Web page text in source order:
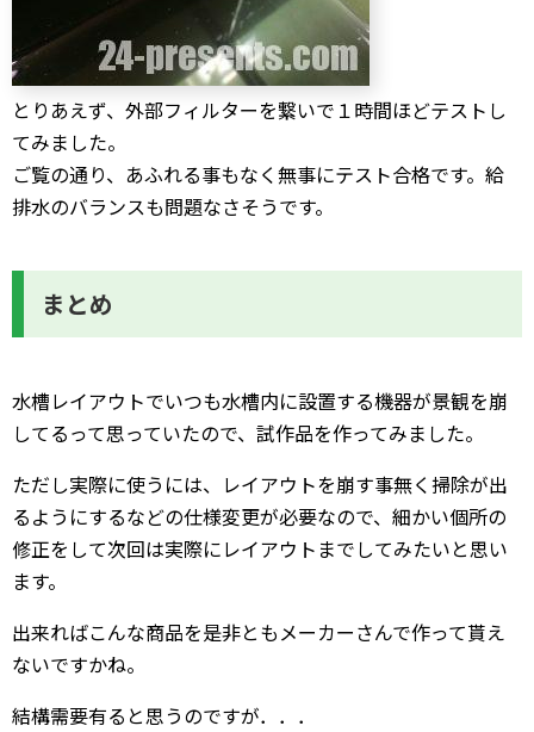
とりあえず、外部フィルターを繋いで１時間ほどテストし
てみました。
ご覧の通り、あふれる事もなく無事にテスト合格です。給
排水のバランスも問題なさそうです。
まとめ
水槽レイアウトでいつも水槽内に設置する機器が景観を崩
してるって思っていたので、試作品を作ってみました。
ただし実際に使うには、レイアウトを崩す事無く掃除が出
るようにするなどの仕様変更が必要なので、細かい個所の
修正をして次回は実際にレイアウトまでしてみたいと思い
ます。
出来ればこんな商品を是非ともメーカーさんで作って貰え
ないですかね。
結構需要有ると思うのですが．．．